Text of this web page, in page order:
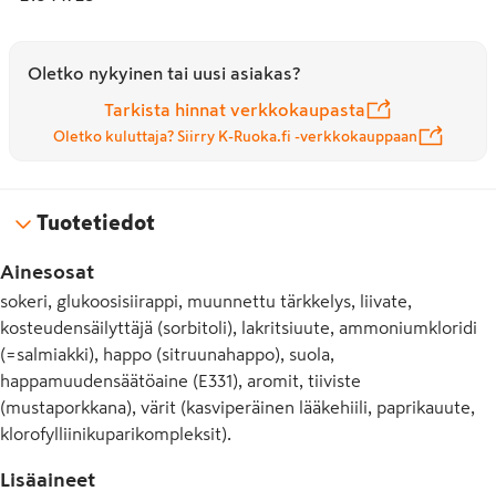
Oletko nykyinen tai uusi asiakas?
Tarkista hinnat verkkokaupasta
Oletko kuluttaja? Siirry K-Ruoka.fi -verkkokauppaan
Tuotetiedot
Ainesosat
sokeri, glukoosisiirappi, muunnettu tärkkelys, liivate,
kosteudensäilyttäjä (sorbitoli), lakritsiuute, ammoniumkloridi
(=salmiakki), happo (sitruunahappo), suola,
happamuudensäätöaine (E331), aromit, tiiviste
(mustaporkkana), värit (kasviperäinen lääkehiili, paprikauute,
klorofylliinikuparikompleksit).
Lisäaineet